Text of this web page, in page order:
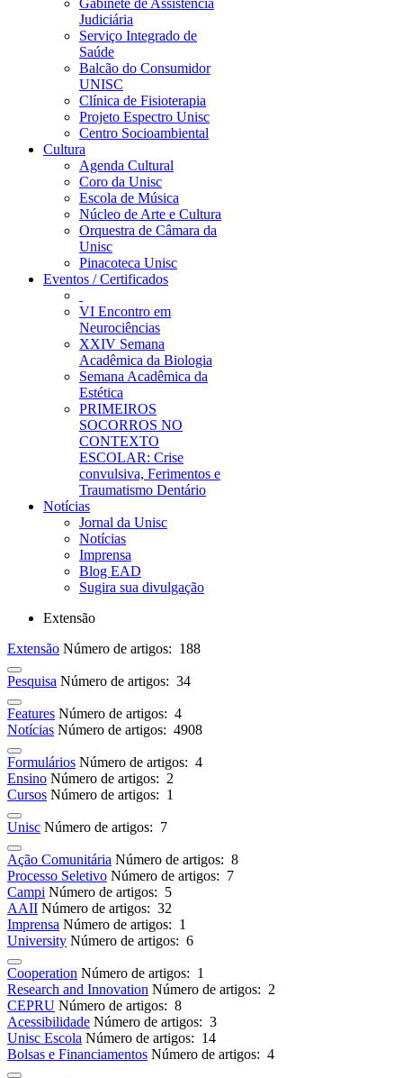
Gabinete de Assistência
Judiciária
Serviço Integrado de
Saúde
Balcão do Consumidor
UNISC
Clínica de Fisioterapia
Projeto Espectro Unisc
Centro Socioambiental
Cultura
Agenda Cultural
Coro da Unisc
Escola de Música
Núcleo de Arte e Cultura
Orquestra de Câmara da
Unisc
Pinacoteca Unisc
Eventos / Certificados
VI Encontro em
Neurociências
XXIV Semana
Acadêmica da Biologia
Semana Acadêmica da
Estética
PRIMEIROS
SOCORROS NO
CONTEXTO
ESCOLAR: Crise
convulsiva, Ferimentos e
Traumatismo Dentário
Notícias
Jornal da Unisc
Notícias
Imprensa
Blog EAD
Sugira sua divulgação
Extensão
Extensão Número de artigos: 188
Pesquisa Número de artigos: 34
Features Número de artigos: 4
Notícias Número de artigos: 4908
Formulários Número de artigos: 4
Ensino Número de artigos: 2
Cursos Número de artigos: 1
Unisc Número de artigos: 7
Ação Comunitária Número de artigos: 8
Processo Seletivo Número de artigos: 7
Campi Número de artigos: 5
AAII Número de artigos: 32
Imprensa Número de artigos: 1
University Número de artigos: 6
Cooperation Número de artigos: 1
Research and Innovation Número de artigos: 2
CEPRU Número de artigos: 8
Acessibilidade Número de artigos: 3
Unisc Escola Número de artigos: 14
Bolsas e Financiamentos Número de artigos: 4